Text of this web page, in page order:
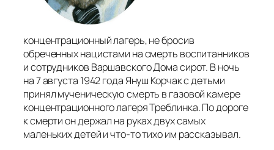
концентрационный лагерь, не бросив
обреченных нацистами на смерть воспитанников
и сотрудников Варшавского Дома сирот. В ночь
на 7 августа 1942 года Януш Корчак с детьми
принял мученическую смерть в газовой камере
концентрационного лагеря Треблинка. По дороге
к смерти он держал на руках двух самых
маленьких детей и что-то тихо им рассказывал.